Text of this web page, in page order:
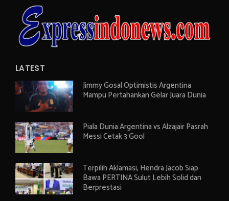
LATEST
Jimmy Gosal Optimistis Argentina
Mampu Pertahankan Gelar Juara Dunia
Piala Dunia Argentina vs Alzajair Pasrah
Messi Cetak 3 Gool
Terpilih Aklamasi, Hendra Jacob Siap
Bawa PERTINA Sulut Lebih Solid dan
Berprestasi